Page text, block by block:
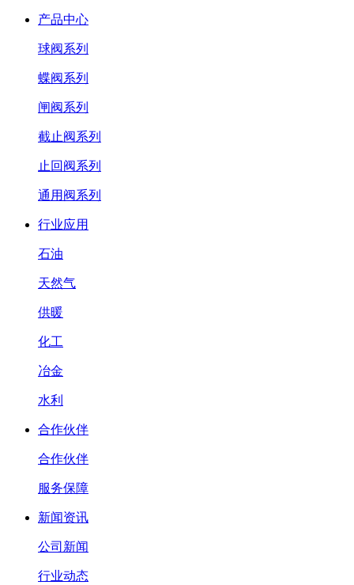
产品中心
球阀系列
蝶阀系列
闸阀系列
截止阀系列
止回阀系列
通用阀系列
行业应用
石油
天然气
供暖
化工
冶金
水利
合作伙伴
合作伙伴
服务保障
新闻资讯
公司新闻
行业动态